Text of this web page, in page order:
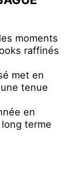
moments
raffinés
met en
tenue
en
terme